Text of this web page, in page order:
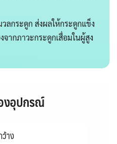
ลกระดูก ส่งผลให้กระดูกแข็ง
จากภาวะกระดูกเสื่อมในผู้สูง
งอุปกรณ์
าง